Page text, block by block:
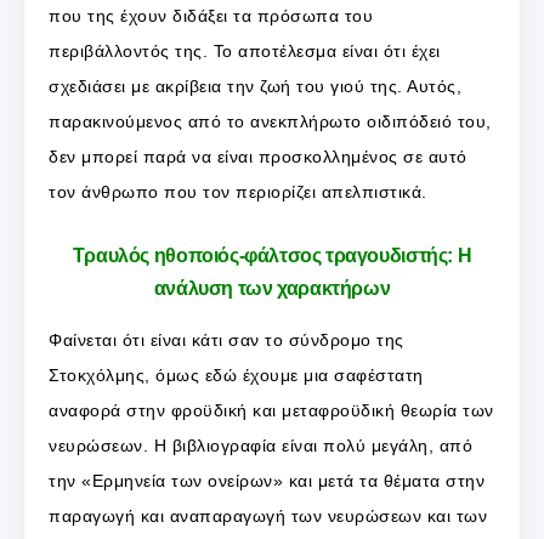
που της έχουν διδάξει τα πρόσωπα του
περιβάλλοντός της. Το αποτέλεσμα είναι ότι έχει
σχεδιάσει με ακρίβεια την ζωή του γιού της. Αυτός,
παρακινούμενος από το ανεκπλήρωτο οιδιπόδειό του,
δεν μπορεί παρά να είναι προσκολλημένος σε αυτό
τον άνθρωπο που τον περιορίζει απελπιστικά.
Τραυλός ηθοποιός-φάλτσος τραγουδιστής: Η
ανάλυση των χαρακτήρων
Φαίνεται ότι είναι κάτι σαν το σύνδρομο της
Στοκχόλμης, όμως εδώ έχουμε μια σαφέστατη
αναφορά στην φροϋδική και μεταφροϋδική θεωρία των
νευρώσεων. Η βιβλιογραφία είναι πολύ μεγάλη, από
την «Ερμηνεία των ονείρων» και μετά τα θέματα στην
παραγωγή και αναπαραγωγή των νευρώσεων και των